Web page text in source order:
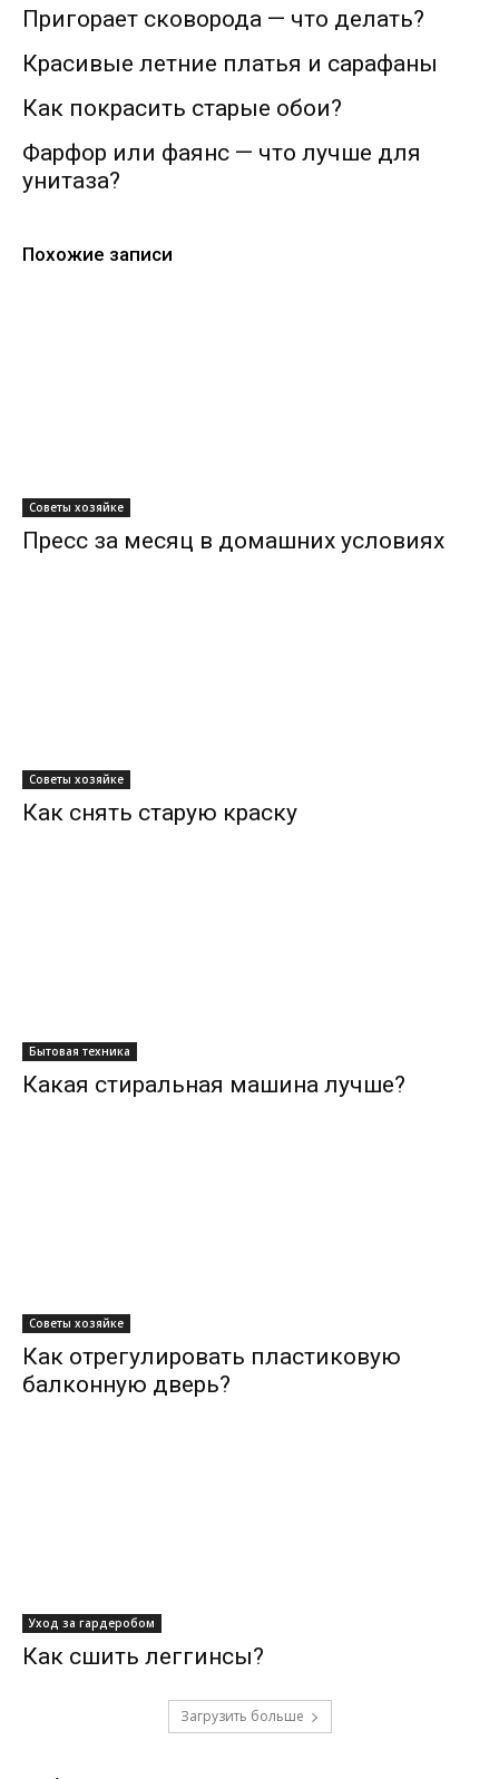
Пригорает сковорода — что делать?
Красивые летние платья и сарафаны
Как покрасить старые обои?
Фарфор или фаянс — что лучше для
унитаза?
Похожие записи
Советы хозяйке
Пресс за месяц в домашних условиях
Советы хозяйке
Как снять старую краску
Бытовая техника
Какая стиральная машина лучше?
Советы хозяйке
Как отрегулировать пластиковую
балконную дверь?
Уход за гардеробом
Как сшить леггинсы?
Загрузить больше